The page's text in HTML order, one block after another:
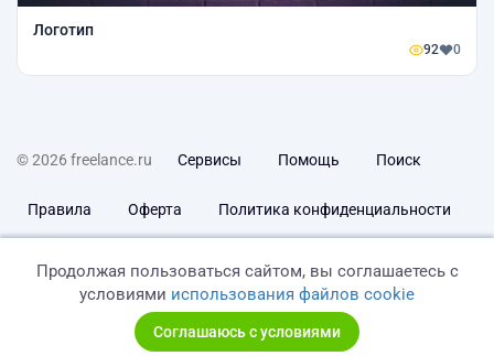
Логотип
92 0
© 2026 freelance.ru Сервисы Помощь Поиск
Правила Оферта Политика конфиденциальности
Продолжая пользоваться сайтом, вы соглашаетесь с
условиями использования файлов cookie
Соглашаюсь с условиями